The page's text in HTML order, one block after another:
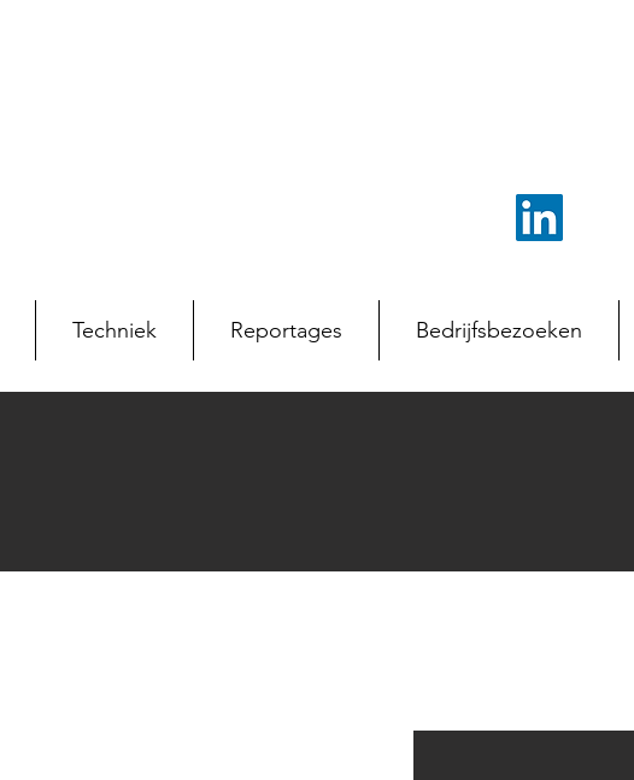
Techniek Reportages Bedrijfsbezoeken